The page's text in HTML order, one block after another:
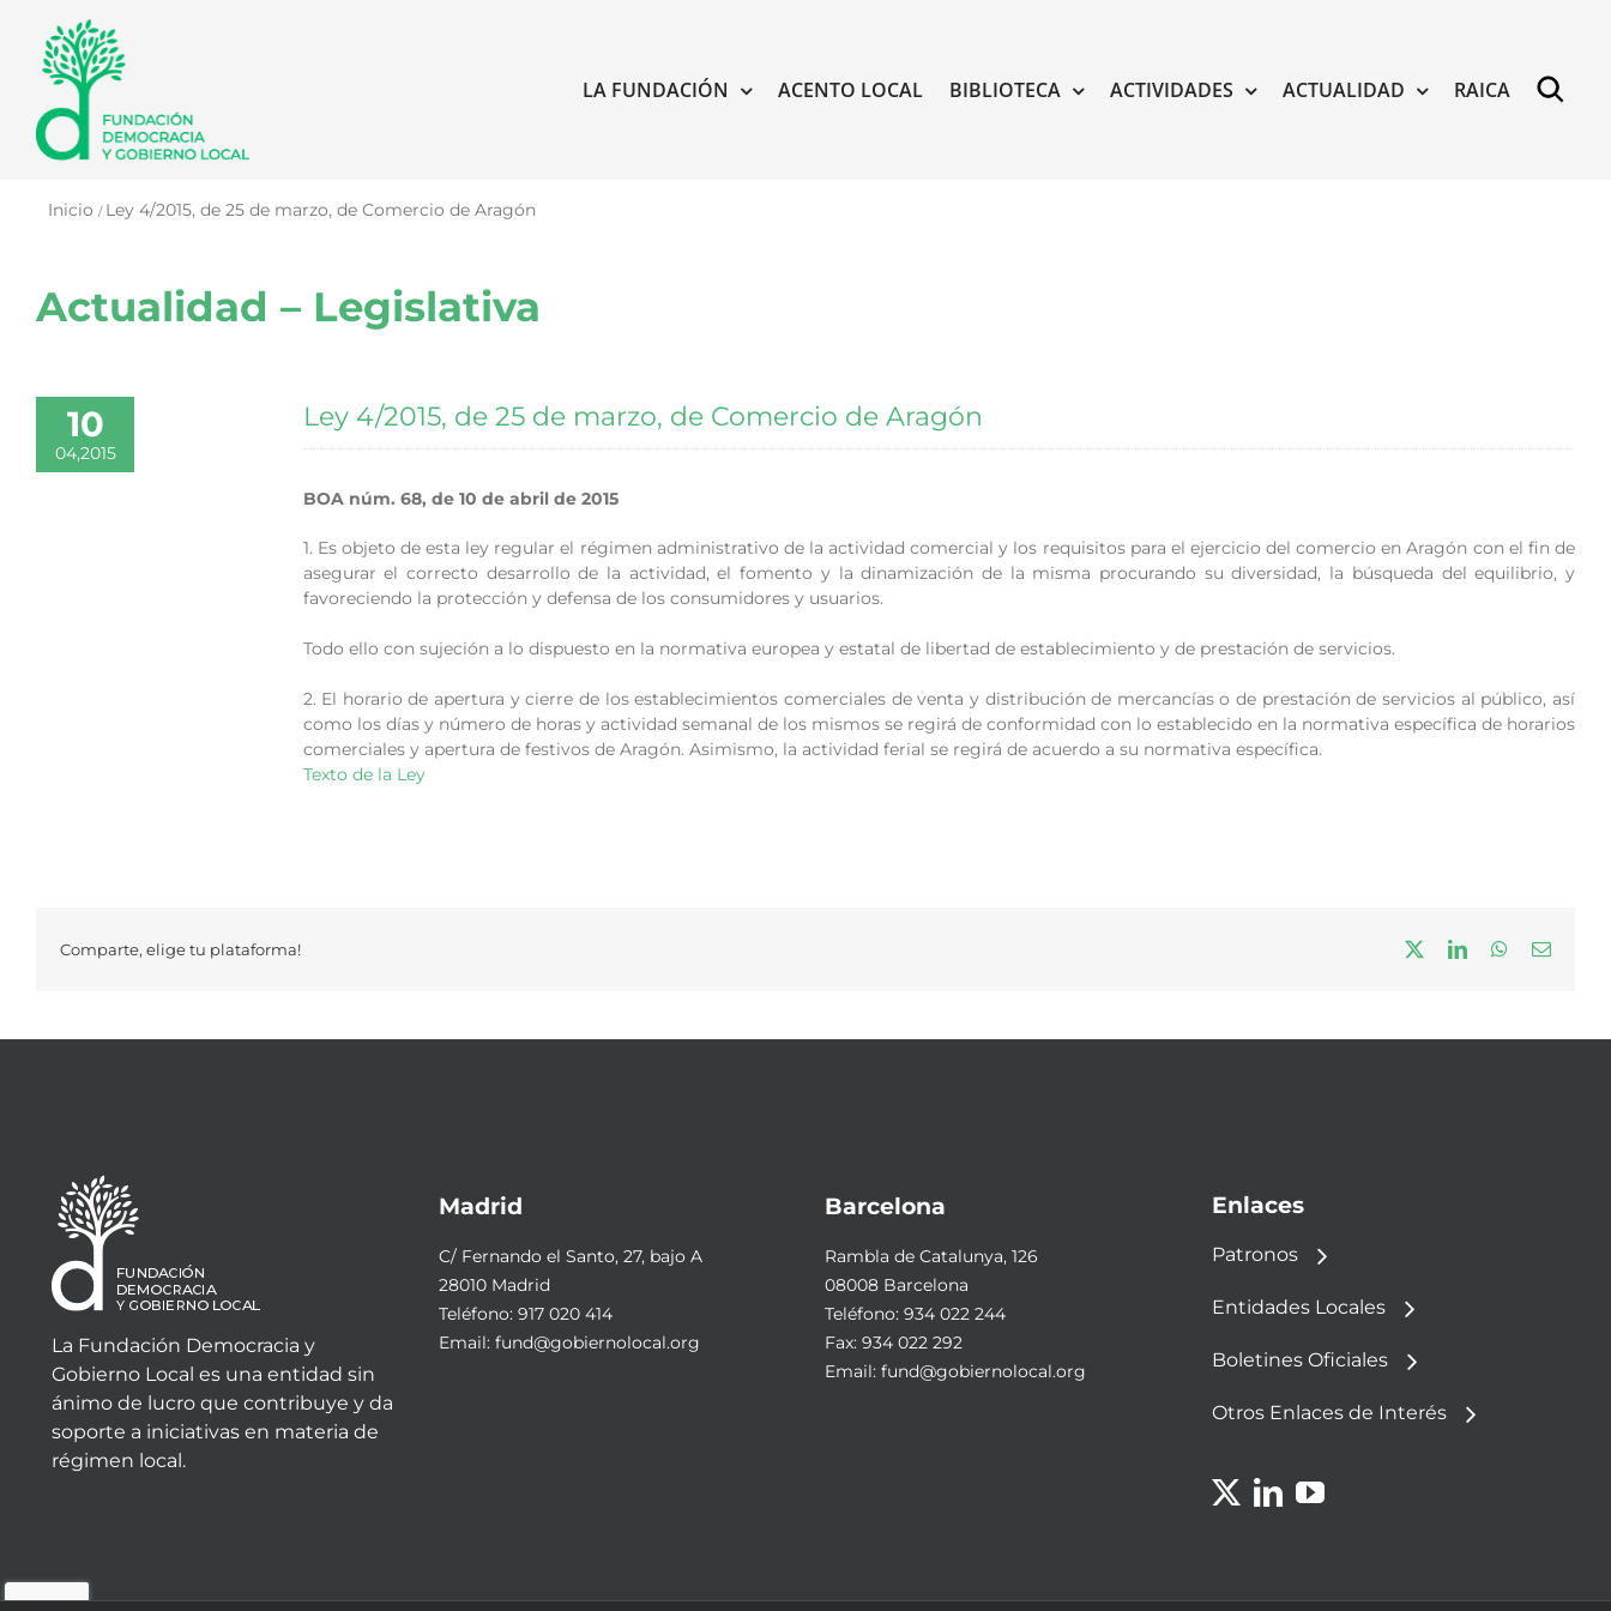
contenido
LA FUNDACIÓN ACENTO LOCAL BIBLIOTECA ACTIVIDADES ACTUALIDAD RAICA
Inicio Ley 4/2015, de 25 de marzo, de Comercio de Aragón
Actualidad – Legislativa
10
04,2015
Ley 4/2015, de 25 de marzo, de Comercio de Aragón
BOA núm. 68, de 10 de abril de 2015
1. Es objeto de esta ley regular el régimen administrativo de la actividad comercial y los requisitos para el ejercicio del comercio en Aragón con el fin de
asegurar el correcto desarrollo de la actividad, el fomento y la dinamización de la misma procurando su diversidad, la búsqueda del equilibrio, y
favoreciendo la protección y defensa de los consumidores y usuarios.
Todo ello con sujeción a lo dispuesto en la normativa europea y estatal de libertad de establecimiento y de prestación de servicios.
2. El horario de apertura y cierre de los establecimientos comerciales de venta y distribución de mercancías o de prestación de servicios al público, así
como los días y número de horas y actividad semanal de los mismos se regirá de conformidad con lo establecido en la normativa específica de horarios
comerciales y apertura de festivos de Aragón. Asimismo, la actividad ferial se regirá de acuerdo a su normativa específica.
Texto de la Ley
Comparte, elige tu plataforma! LinkedInWhatsApp
Correo
La Fundación Democracia y
Gobierno Local es una entidad sin
ánimo de lucro que contribuye y da
soporte a iniciativas en materia de
régimen local.
Madrid
C/ Fernando el Santo, 27, bajo A
28010 Madrid
Teléfono: 917 020 414
Email: fund@gobiernolocal.org
Barcelona
Rambla de Catalunya, 126
08008 Barcelona
Teléfono: 934 022 244
Fax: 934 022 292
Email: fund@gobiernolocal.org
Enlaces
Patronos
Entidades Locales
Boletines Oficiales
Otros Enlaces de Interés